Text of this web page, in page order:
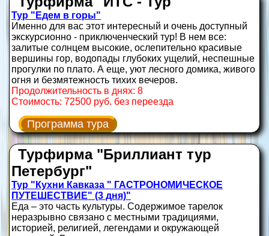
Тур "Едем в горы"
Именно для вас этот интересный и очень доступный
экскурсионно - приключенческий тур! В нем все:
залитые солнцем высокие, ослепительно красивые
вершины гор, водопады глубоких ущелий, неспешные
прогулки по плато. А еще, уют лесного домика, живого
огня и безмятежность тихих вечеров.
Продолжительность в днях: 8
Стоимость: 72500 руб. без переезда
Программа тура
Турфирма "Бриллиант тур
Петербург"
Тур "Кухни Кавказа " ГАСТРОНОМИЧЕСКОЕ
ПУТЕШЕСТВИЕ" (3 дня)"
Еда – это часть культуры. Содержимое тарелок
неразрывно связано с местными традициями,
историей, религией, легендами и окружающей